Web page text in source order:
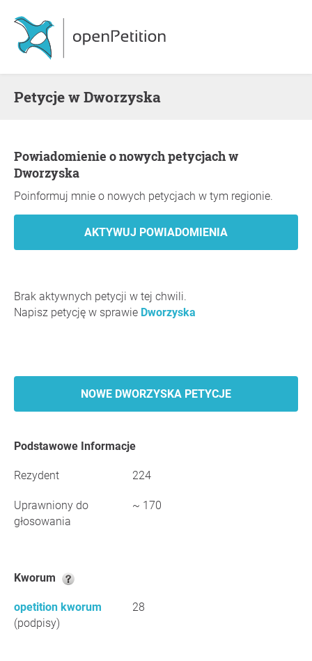
Petycje w Dworzyska
Powiadomienie o nowych petycjach w
Dworzyska
Poinformuj mnie o nowych petycjach w tym regionie.
Brak aktywnych petycji w tej chwili.
Napisz petycję w sprawie Dworzyska
NOWE DWORZYSKA PETYCJE
Podstawowe Informacje
Rezydent 224
Uprawniony do
głosowania
~ 170
Kworum
opetition kworum
(podpisy)
28